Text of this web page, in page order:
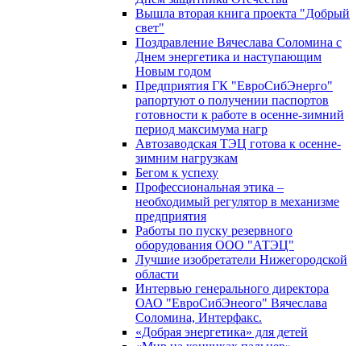
Вышла вторая книга проекта "Добрый
свет"
Поздравление Вячеслава Соломина с
Днем энергетика и наступающим
Новым годом
Предприятия ГК "ЕвроСибЭнерго"
рапортуют о получении паспортов
готовности к работе в осенне-зимний
период максимума нагр
Автозаводская ТЭЦ готова к осенне-
зимним нагрузкам
Бегом к успеху
Профессиональная этика –
необходимый регулятор в механизме
предприятия
Работы по пуску резервного
оборудования ООО "АТЭЦ"
Лучшие изобретатели Нижегородской
области
Интервью генерального директора
ОАО "ЕвроСибЭнеого" Вячеслава
Соломина, Интерфакс.
«Добрая энергетика» для детей